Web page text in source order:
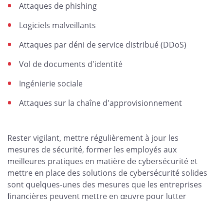
Attaques de phishing
Logiciels malveillants
Attaques par déni de service distribué (DDoS)
Vol de documents d'identité
Ingénierie sociale
Attaques sur la chaîne d'approvisionnement
Rester vigilant, mettre régulièrement à jour les
mesures de sécurité, former les employés aux
meilleures pratiques en matière de cybersécurité et
mettre en place des solutions de cybersécurité solides
sont quelques-unes des mesures que les entreprises
financières peuvent mettre en œuvre pour lutter